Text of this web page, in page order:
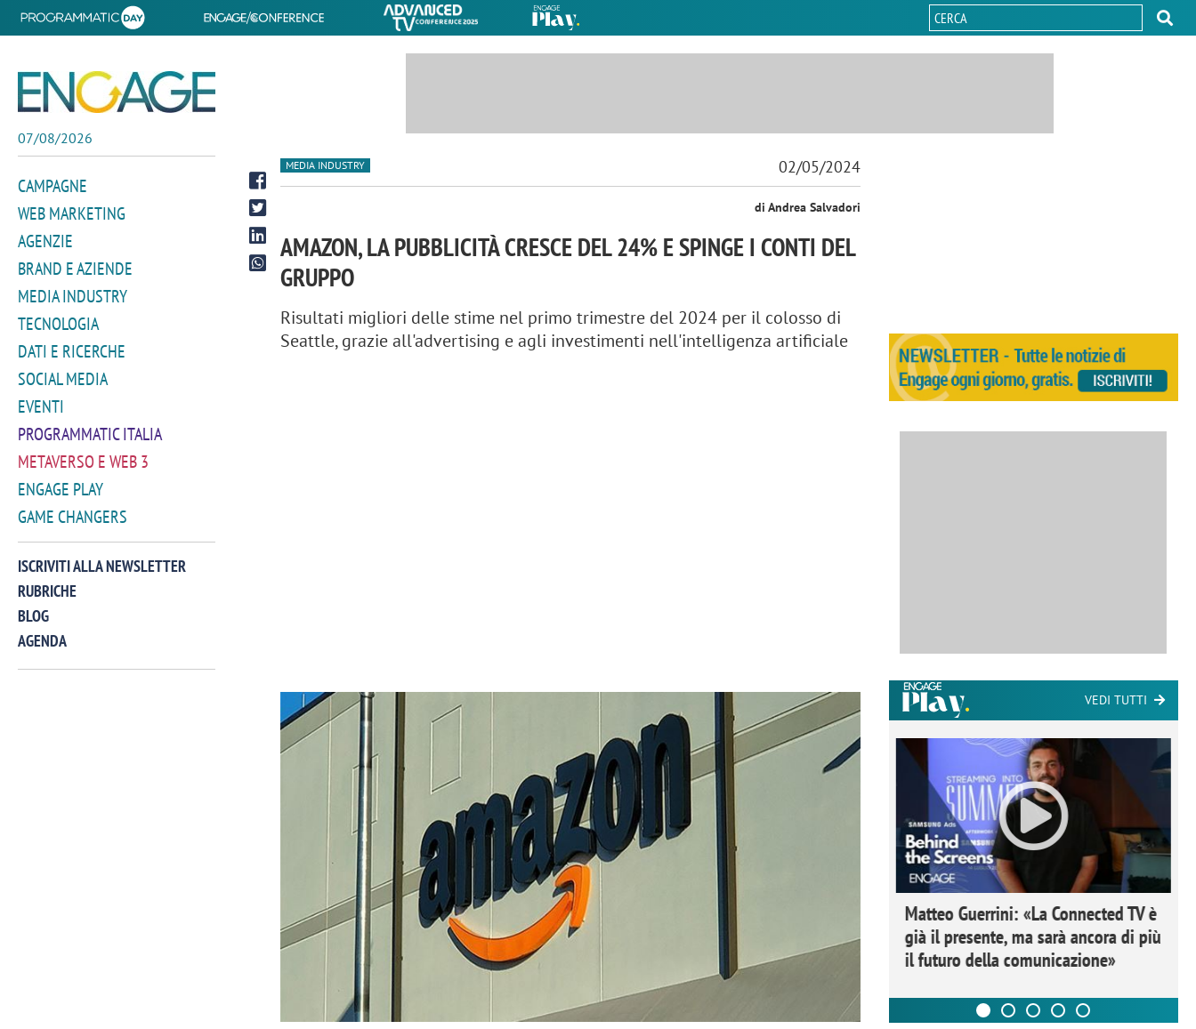
07/08/2026
CAMPAGNE
WEB MARKETING
AGENZIE
BRAND E AZIENDE
MEDIA INDUSTRY
TECNOLOGIA
DATI E RICERCHE
SOCIAL MEDIA
EVENTI
PROGRAMMATIC ITALIA
METAVERSO E WEB 3
ENGAGE PLAY
GAME CHANGERS
ISCRIVITI ALLA NEWSLETTER
RUBRICHE
BLOG
AGENDA
MEDIA INDUSTRY 02/05/2024
di Andrea Salvadori
AMAZON, LA PUBBLICITÀ CRESCE DEL 24% E SPINGE I CONTI DEL
GRUPPO
Risultati migliori delle stime nel primo trimestre del 2024 per il colosso di
Seattle, grazie all'advertising e agli investimenti nell'intelligenza artificiale
VEDI TUTTI
Perez, Samsung Ads: «L'Italia è un
mercato strategico e continuerà a
crescere»
Networking agli eventi: come la
startup Kicè punta a eliminare lo
"spreco di relazioni"
Matteo Guerrini: «La Connected TV è
già il presente, ma sarà ancora di più
il futuro della comunicazione»